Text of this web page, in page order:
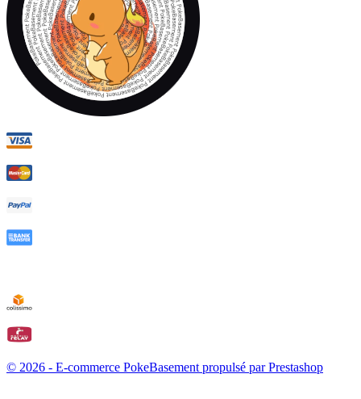
© 2026 - E-commerce PokeBasement propulsé par Prestashop